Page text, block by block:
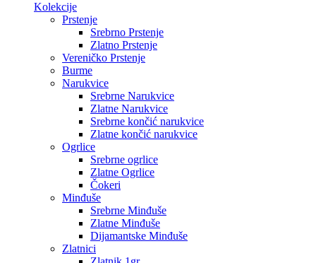
Kolekcije
Prstenje
Srebrno Prstenje
Zlatno Prstenje
Vereničko Prstenje
Burme
Narukvice
Srebrne Narukvice
Zlatne Narukvice
Srebrne končić narukvice
Zlatne končić narukvice
Ogrlice
Srebrne ogrlice
Zlatne Ogrlice
Čokeri
Minđuše
Srebrne Minđuše
Zlatne Minđuše
Dijamantske Minđuše
Zlatnici